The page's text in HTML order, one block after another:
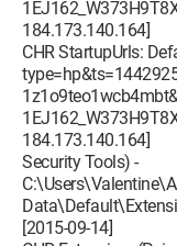
184.173.140.164]
CHR StartupUrls:
184.173.140.164]
Security Tools) -
[2015-09-14]